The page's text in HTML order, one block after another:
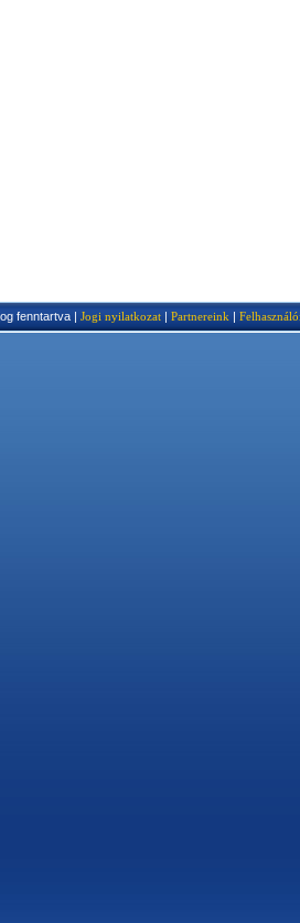
fenntartva | Jogi nyilatkozat | Partnereink |